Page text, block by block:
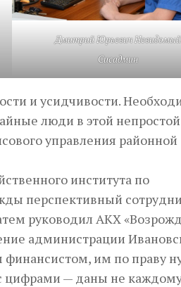
Дмитрий Юрьевич Невидомый
Сисадмин
и усидчивости.
люди в этой непростой
управления районной
института по
перспективный
руководил АКХ
администрации
финансистом, им по праву
цифрами — даны не